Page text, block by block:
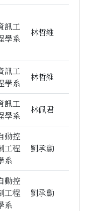
訊工
學系
林哲維
訊工
學系
林哲維
訊工
學系
林佩君
動控
工程
系
劉承勳
動控
工程
系
劉承勳